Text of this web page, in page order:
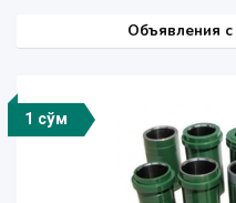
Объявления
1 сўм